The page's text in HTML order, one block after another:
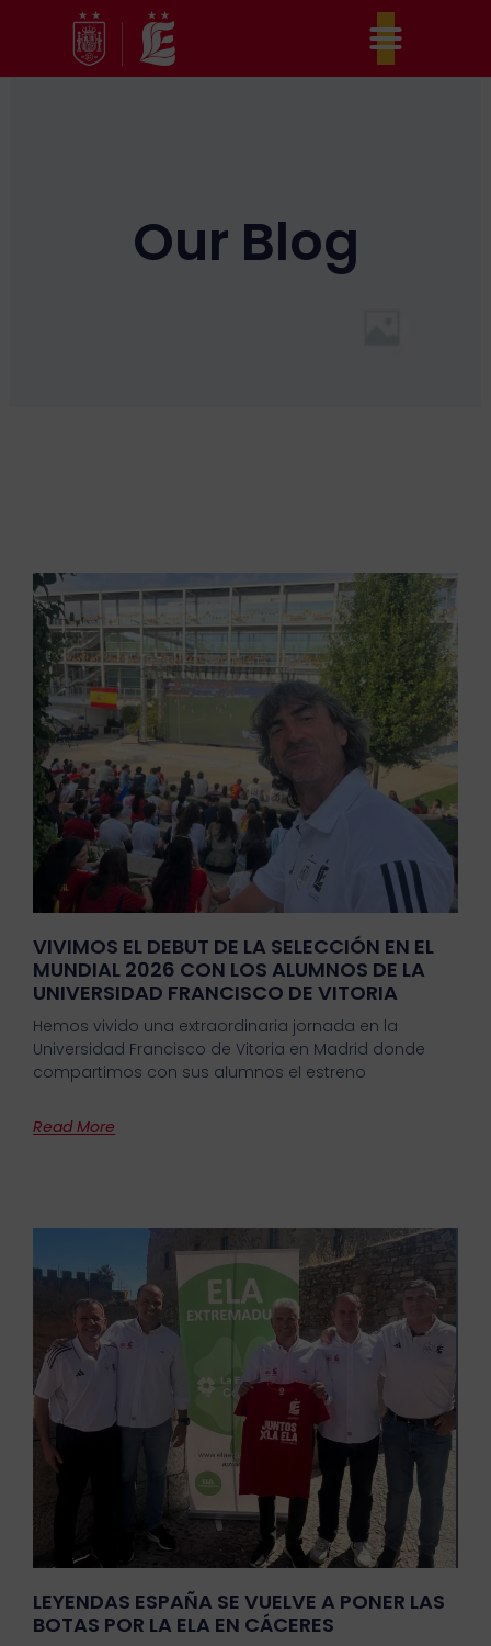
contenido
Our Blog
VIVIMOS EL DEBUT DE LA SELECCIÓN EN EL
MUNDIAL 2026 CON LOS ALUMNOS DE LA
UNIVERSIDAD FRANCISCO DE VITORIA
Hemos vivido una extraordinaria jornada en la
Universidad Francisco de Vitoria en Madrid donde
compartimos con sus alumnos el estreno
Read More
LEYENDAS ESPAÑA SE VUELVE A PONER LAS
BOTAS POR LA ELA EN CÁCERES
Página